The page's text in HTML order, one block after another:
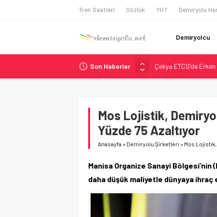
Tren Saatleri Sözlük YHT Demiryolu
Demiryolcu
Son Haberler
Çekya ETCS’de
České dráhy 101
Northern Railway
Madrid Atocha’da 56
Mos Lojistik,
Yüzde 75 Azaltıyor
Anasayfa » Demiryolu Şirketleri » Mos Lojistik,
Manisa Organize Sanayi
daha düşük maliyetle dünyaya ihraç